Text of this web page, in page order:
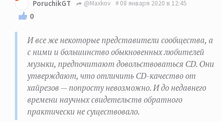
PoruchikGT @Maxkov 08 января 2020 в 12:45
0
И все же некоторые представители сообщества, а
с ними и большинство обыкновенных любителей
музыки, предпочитают довольствоваться CD. Они
утверждают, что отличить CD-качество от
хайрезов — попросту невозможно. И до недавнего
времени научных свидетельств обратного
практически не существовало.